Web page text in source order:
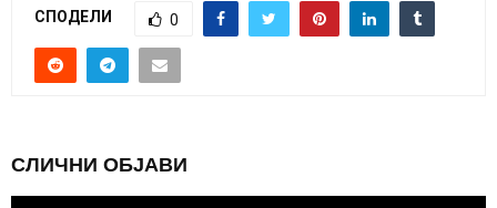
СПОДЕЛИ 0
СЛИЧНИ ОБЈАВИ